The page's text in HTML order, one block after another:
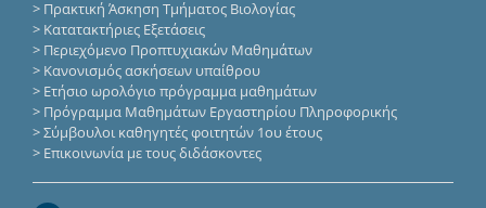
> Πρακτική Άσκηση Τμήματος Βιολογίας
> Κατατακτήριες Eξετάσεις
> Περιεχόμενο Προπτυχιακών Μαθημάτων
> Κανονισμός ασκήσεων υπαίθρου
> Ετήσιο ωρολόγιο πρόγραμμα μαθημάτων
> Πρόγραμμα Μαθημάτων Εργαστηρίου Πληροφορικής
>Σύμβουλοι καθηγητές φοιτητών 1ου έτους
> Επικοινωνία με τους διδάσκοντες